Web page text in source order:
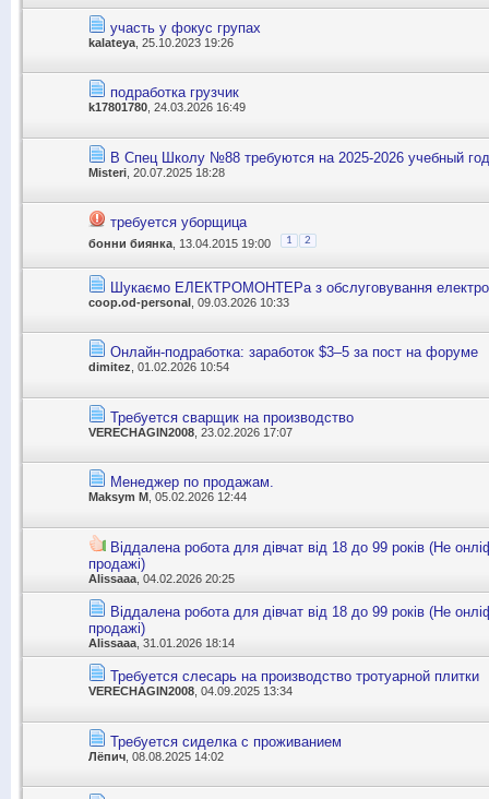
участь у фокус групах
kalateya , 25.10.2023 19:26
подработка грузчик
k17801780 , 24.03.2026 16:49
В Спец Школу №88 требуются на 2025-2026 учебный год
Misteri , 20.07.2025 18:28
требуется уборщица
бонни биянка , 13.04.2015 19:00 1 2
Шукаємо ЕЛЕКТРОМОНТЕРа з обслуговування
coop.od-personal , 09.03.2026 10:33
Онлайн-подработка: заработок $3–5 за пост на форуме
dimitez , 01.02.2026 10:54
Требуется сварщик на производство
VERECHAGIN2008 , 23.02.2026 17:07
Менеджер по продажам.
Maksym M , 05.02.2026 12:44
Віддалена робота для дівчат від 18 до 99 років (Не
продажі)
Alissaaa , 04.02.2026 20:25
Віддалена робота для дівчат від 18 до 99 років (Не
продажі)
Alissaaa , 31.01.2026 18:14
Требуется слесарь на производство тротуарной плитки
VERECHAGIN2008, 04.09.2025 13:34
Требуется сиделка с проживанием
Лёпич , 08.08.2025 14:02